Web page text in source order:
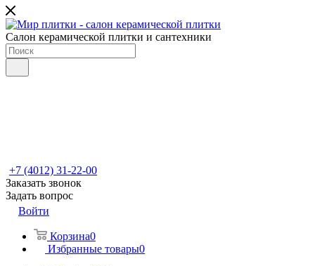
Салон керамической плитки и сантехники
+7 (4012) 31-22-00
Заказать звонок
Задать вопрос
Войти
Корзина0
Избранные товары0